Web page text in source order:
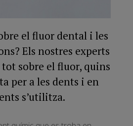
el fluor dental i les
Els nostres experts
sobre el fluor, quins
per a les dents i en
s’utilitza.